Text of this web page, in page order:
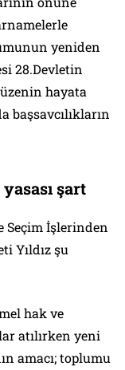
yeniden
28.Devletin
hayata
başsavcılıkların
şart
Seçim İşlerinden
Yıldız şu
hak ve
atılırken yeni
amacı; toplumu